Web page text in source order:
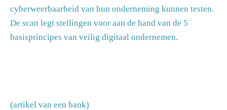
cyberweerbaarheid van hun onderneming kunnen testen.
De scan legt stellingen voor aan de hand van de 5
basisprincipes van veilig digitaal ondernemen.
(artikel van een bank)